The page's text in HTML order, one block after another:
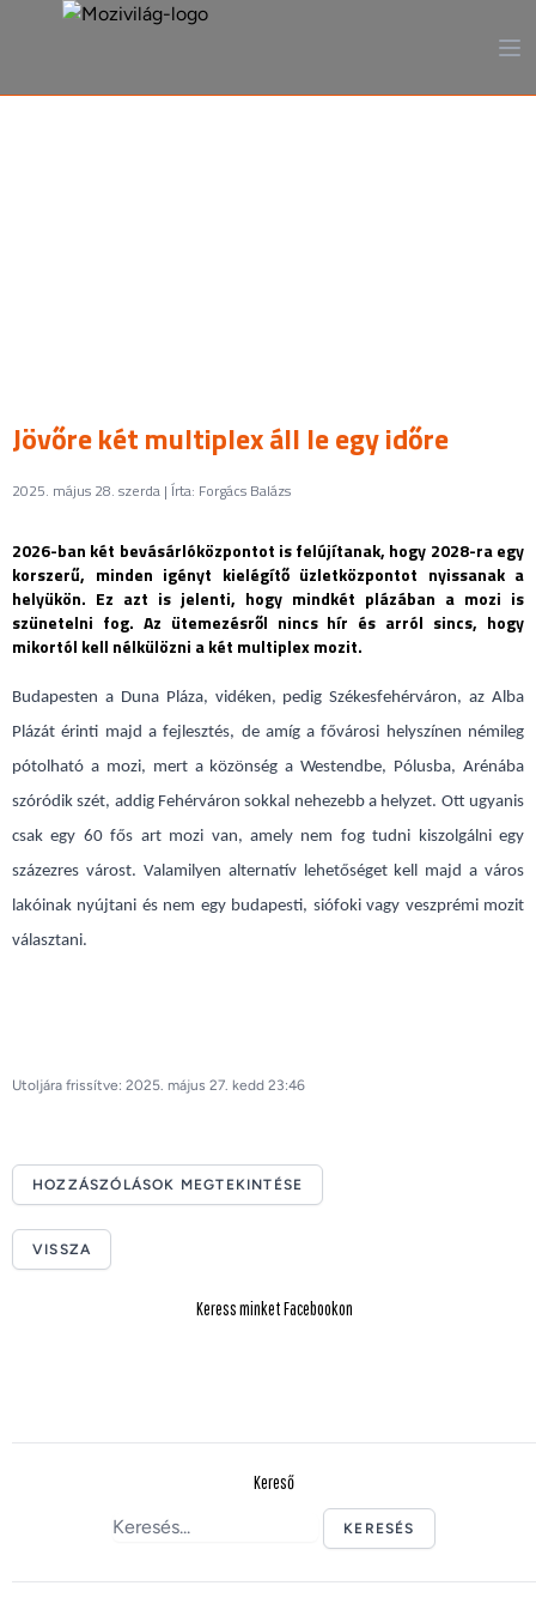
Jövőre két multiplex áll le egy időre
2025. május 28. szerda | Írta: Forgács Balázs
2026-ban két bevásárlóközpontot is felújítanak, hogy 2028-ra egy
korszerű, minden igényt kielégítő üzletközpontot nyissanak a
helyükön. Ez azt is jelenti, hogy mindkét plázában a mozi is
szünetelni fog. Az ütemezésről nincs hír és arról sincs, hogy
mikortól kell nélkülözni a két multiplex mozit.
Budapesten a Duna Pláza, vidéken, pedig Székesfehérváron, az Alba
Plázát érinti majd a fejlesztés, de amíg a fővárosi helyszínen némileg
pótolható a mozi, mert a közönség a Westendbe, Pólusba, Arénába
szóródik szét, addig Fehérváron sokkal nehezebb a helyzet. Ott ugyanis
csak egy 60 fős art mozi van, amely nem fog tudni kiszolgálni egy
százezres várost. Valamilyen alternatív lehetőséget kell majd a város
lakóinak nyújtani és nem egy budapesti, siófoki vagy veszprémi mozit
választani.
Utoljára frissítve: 2025. május 27. kedd 23:46
HOZZÁSZÓLÁSOK MEGTEKINTÉSE
VISSZA
Keress minket Facebookon
Kereső
KERESÉS